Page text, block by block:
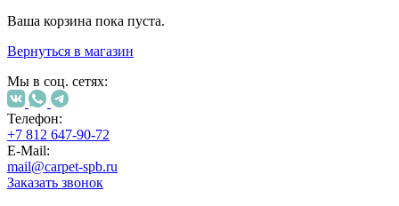
ковры
ковры
Бельгийские
Ваша корзина пока пуста.
Вернуться в магазин
Мы в соц. сетях:
Телефон:
+7 812 647-90-72
E-Mail:
mail@carpet-spb.ru
Заказать звонок